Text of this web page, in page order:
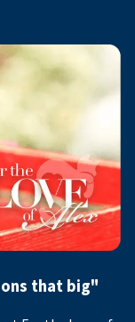
that big"